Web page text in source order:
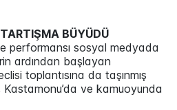
BÜYÜDÜ
performansı sosyal medyada
ardından başlayan
toplantısına da taşınmış
Kastamonu’da ve kamuoyunda